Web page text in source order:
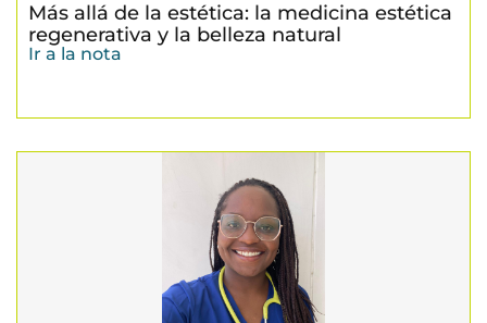
Más allá de la estética: la medicina estética
regenerativa y la belleza natural
Ir a la nota